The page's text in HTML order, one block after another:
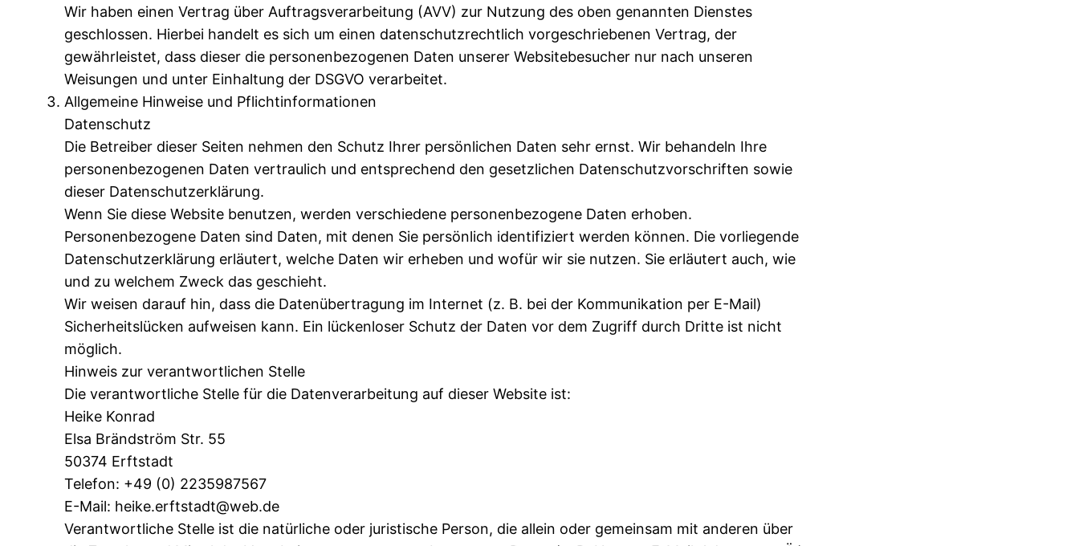
Wir haben einen Vertrag über Auftragsverarbeitung (AVV) zur Nutzung des oben genannten Dienstes
geschlossen. Hierbei handelt es sich um einen datenschutzrechtlich vorgeschriebenen Vertrag, der
gewährleistet, dass dieser die personenbezogenen Daten unserer Websitebesucher nur nach unseren
Weisungen und unter Einhaltung der DSGVO verarbeitet.
Allgemeine Hinweise und Pflichtinformationen
Datenschutz
Die Betreiber dieser Seiten nehmen den Schutz Ihrer persönlichen Daten sehr ernst. Wir behandeln Ihre
personenbezogenen Daten vertraulich und entsprechend den gesetzlichen Datenschutzvorschriften sowie
dieser Datenschutzerklärung.
Wenn Sie diese Website benutzen, werden verschiedene personenbezogene Daten erhoben.
Personenbezogene Daten sind Daten, mit denen Sie persönlich identifiziert werden können. Die vorliegende
Datenschutzerklärung erläutert, welche Daten wir erheben und wofür wir sie nutzen. Sie erläutert auch, wie
und zu welchem Zweck das geschieht.
Wir weisen darauf hin, dass die Datenübertragung im Internet (z. B. bei der Kommunikation per E-Mail)
Sicherheitslücken aufweisen kann. Ein lückenloser Schutz der Daten vor dem Zugriff durch Dritte ist nicht
möglich.
Hinweis zur verantwortlichen Stelle
Die verantwortliche Stelle für die Datenverarbeitung auf dieser Website ist:
Heike Konrad
Elsa Brändström Str. 55
50374 Erftstadt
Telefon: +49 (0) 2235987567
E-Mail: heike.erftstadt@web.de
Verantwortliche Stelle ist die natürliche oder juristische Person, die allein oder gemeinsam mit anderen über